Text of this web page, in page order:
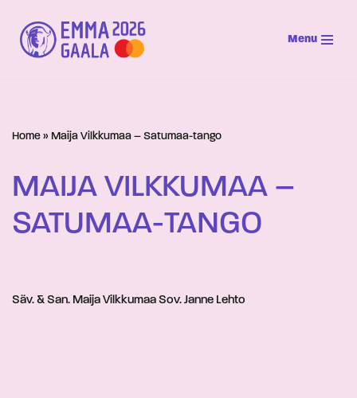
Siirry
suoraan
Menu
Home » Maija Vilkkumaa – Satumaa-tango
MAIJA VILKKUMAA –
SATUMAA-TANGO
Säv. & San. Maija Vilkkumaa Sov. Janne Lehto